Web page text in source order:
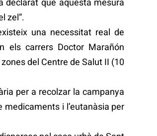
declarat que aquesta mesura
zel”.
una necessitat real de
els carrers Doctor Marañón
del Centre de Salut II (10
per a recolzar la campanya
medicaments i l’eutanàsia per